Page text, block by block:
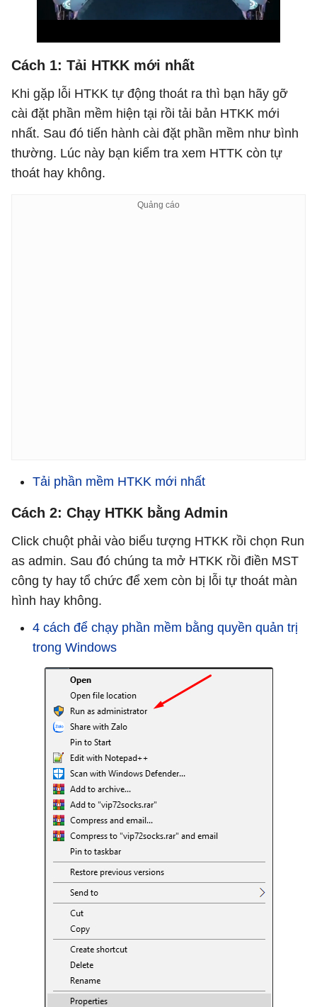
Cách 1: Tải HTKK mới nhất
Khi gặp lỗi HTKK tự động thoát ra thì bạn hãy gỡ
cài đặt phần mềm hiện tại rồi tải bản HTKK mới
nhất. Sau đó tiến hành cài đặt phần mềm như bình
thường. Lúc này bạn kiểm tra xem HTTK còn tự
thoát hay không.
Tải phần mềm HTKK mới nhất
Cách 2: Chạy HTKK bằng Admin
Click chuột phải vào biểu tượng HTKK rồi chọn Run
as admin. Sau đó chúng ta mở HTKK rồi điền MST
công ty hay tổ chức để xem còn bị lỗi tự thoát màn
hình hay không.
4 cách để chạy phần mềm bằng quyền quản trị
trong Windows